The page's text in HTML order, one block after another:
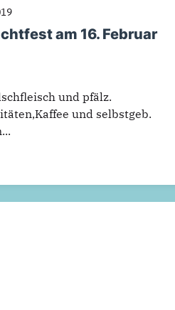
am 16. Februar
und pfälz.
und selbstgeb.